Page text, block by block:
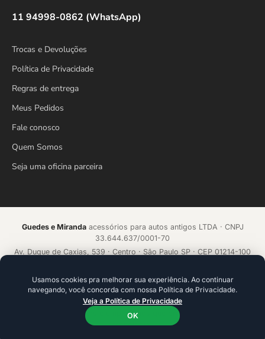
11 94998-0862 (WhatsApp)
Trocas e Devoluções
Política de Privacidade
Regras de entrega
Meus Pedidos
Fale conosco
Quem Somos
Seja uma oficina parceira
Guedes e Mirandaacessórios para autos antigos LTDA · CNPJ
33.644.637/0001-70
Av. Duque de Caxias, 539 · Centro · São Paulo SP · CEP 01214-100
Acelerado porecommerce.CAMP
Plataforma de alta conversão com IA que aprende a cada venda.
Ideal para founders e empresários que precisam ir além da
tecnologia.
Usamos cookies pra melhorar sua experiência. Ao continuar
navegando, você concorda com nossa Política de Privacidade.
Veja a Política de Privacidade
OK